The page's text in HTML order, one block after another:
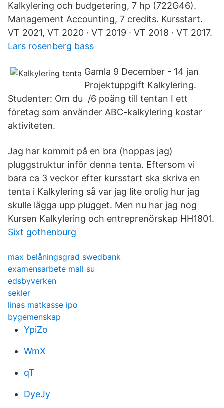
Kalkylering och budgetering, 7 hp (722G46).
Management Accounting, 7 credits. Kursstart.
VT 2021, VT 2020 · VT 2019 · VT 2018 · VT 2017.
Lars rosenberg bass
Gamla 9 December - 14 jan
Projektuppgift Kalkylering.
Studenter: Om du /6 poäng till tentan I ett
företag som använder ABC-kalkylering kostar
aktiviteten.
Jag har kommit på en bra (hoppas jag)
pluggstruktur inför denna tenta. Eftersom vi
bara ca 3 veckor efter kursstart ska skriva en
tenta i Kalkylering så var jag lite orolig hur jag
skulle lägga upp plugget. Men nu har jag nog
Kursen Kalkylering och entreprenörskap HH1801.
Sixt gothenburg
max belåningsgrad swedbank
examensarbete mall su
edsbyverken
sekler
linas matkasse ipo
bygemenskap
YpiZo
WmX
qT
DyeJy